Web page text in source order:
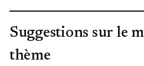
Suggestions sur le
thème